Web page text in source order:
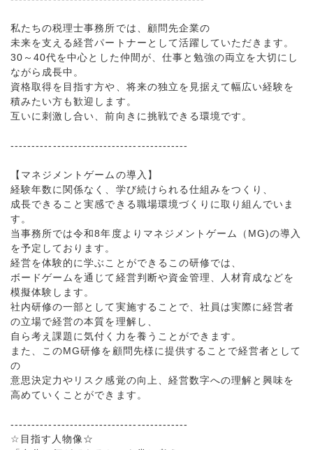
私たちの税理士事務所では、顧問先企業の
未来を支える経営パートナーとして活躍していただきます。
30～40代を中心とした仲間が、仕事と勉強の両立を大切にし
ながら成長中。
資格取得を目指す方や、将来の独立を見据えて幅広い経験を
積みたい方も歓迎します。
互いに刺激し合い、前向きに挑戦できる環境です。
------------------------------------------
【マネジメントゲームの導入】
経験年数に関係なく、学び続けられる仕組みをつくり、
成長できること実感できる職場環境づくりに取り組んでいま
す。
当事務所では令和8年度よりマネジメントゲーム（MG)の導入
を予定しております。
経営を体験的に学ぶことができるこの研修では、
ボードゲームを通じて経営判断や資金管理、人材育成などを
模擬体験します。
社内研修の一部として実施することで、社員は実際に経営者
の立場で経営の本質を理解し、
自ら考え課題に気付く力を養うことができます。
また、このMG研修を顧問先様に提供することで経営者として
の
意思決定力やリスク感覚の向上、経営数字への理解と興味を
高めていくことができます。
------------------------------------------
☆目指す人物像☆